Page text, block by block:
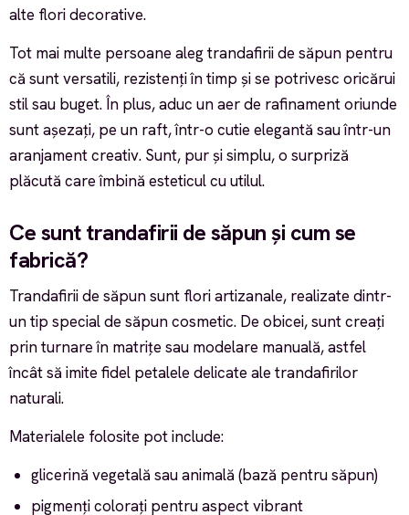
alte flori decorative.
Tot mai multe persoane aleg trandafirii de săpun pentru
că sunt versatili, rezistenți în timp și se potrivesc oricărui
stil sau buget. În plus, aduc un aer de rafinament oriunde
sunt așezați, pe un raft, într-o cutie elegantă sau într-un
aranjament creativ. Sunt, pur și simplu, o surpriză
plăcută care îmbină esteticul cu utilul.
Ce sunt trandafirii de săpun și cum se
fabrică?
Trandafirii de săpun sunt flori artizanale, realizate dintr-
un tip special de săpun cosmetic. De obicei, sunt creați
prin turnare în matrițe sau modelare manuală, astfel
încât să imite fidel petalele delicate ale trandafirilor
naturali.
Materialele folosite pot include:
glicerină vegetală sau animală (bază pentru săpun)
pigmenți colorați pentru aspect vibrant